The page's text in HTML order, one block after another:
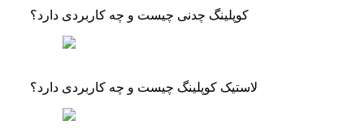
کوپلینگ چدنی چیست و چه کاربردی دارد؟
لاستیک کوپلینگ چیست و چه کاربردی دارد؟